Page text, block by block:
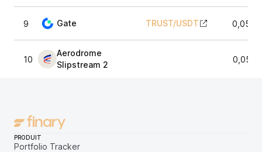
9 Gate TRUST/USDT
10
Aerodrome
Slipstream 2
PRODUIT
Portfolio Tracker